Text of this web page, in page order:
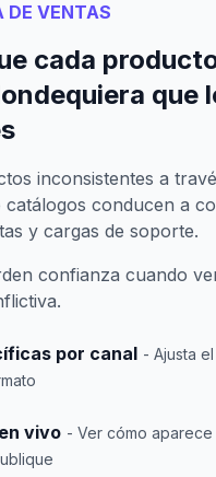
DE VENTAS
cada
que
inconsistentes a
conducen a
y cargas de soporte.
confianza cuando
por canal - Ajusta
vivo - Ver cómo aparece